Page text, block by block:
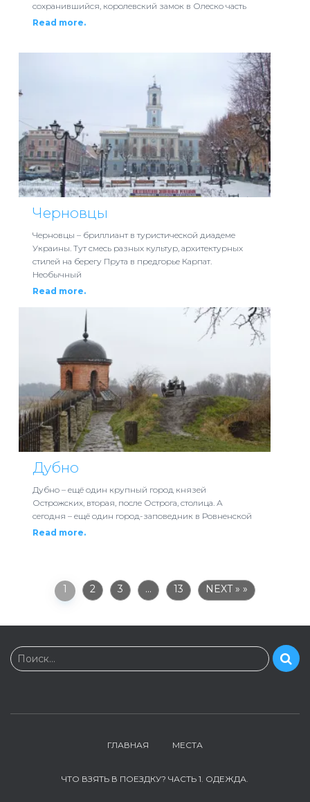
сохранившийся, королевский замок в Олеско часть
Read more.
Черновцы
Черновцы – бриллиант в туристической диадеме
Украины. Тут смесь разных культур, архитектурных
стилей на берегу Прута в предгорье Карпат.
Необычный
Read more.
Дубно
Дубно – ещё один крупный город князей
Острожских, вторая, после Острога, столица. А
сегодня – ещё один город-заповедник в Ровненской
Read more.
1 2 3 … 13 NEXT »
Н
а
и
Поиск…
ГЛАВНАЯ МЕСТА
ЧТО ВЗЯТЬ В ПОЕЗДКУ? ЧАСТЬ 1. ОДЕЖДА.